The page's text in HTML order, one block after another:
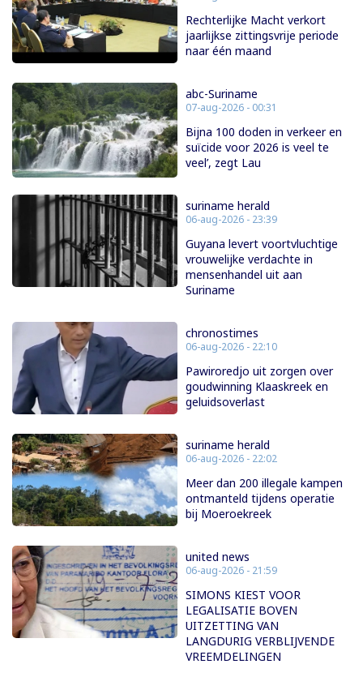
Rechterlijke Macht verkort
jaarlijkse zittingsvrije periode
naar één maand
abc-Suriname
07-aug-2026 - 00:31
Bijna 100 doden in verkeer en
suïcide voor 2026 is veel te
veel’, zegt Lau
suriname herald
06-aug-2026 - 23:39
Guyana levert voortvluchtige
vrouwelijke verdachte in
mensenhandel uit aan
Suriname
chronostimes
06-aug-2026 - 22:10
Pawiroredjo uit zorgen over
goudwinning Klaaskreek en
geluidsoverlast
suriname herald
06-aug-2026 - 22:02
Meer dan 200 illegale kampen
ontmanteld tijdens operatie
bij Moeroekreek
united news
06-aug-2026 - 21:59
SIMONS KIEST VOOR
LEGALISATIE BOVEN
UITZETTING VAN
LANGDURIG VERBLIJVENDE
VREEMDELINGEN